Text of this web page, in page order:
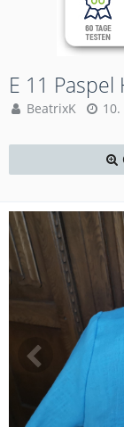
E 11 Paspel
BeatrixK